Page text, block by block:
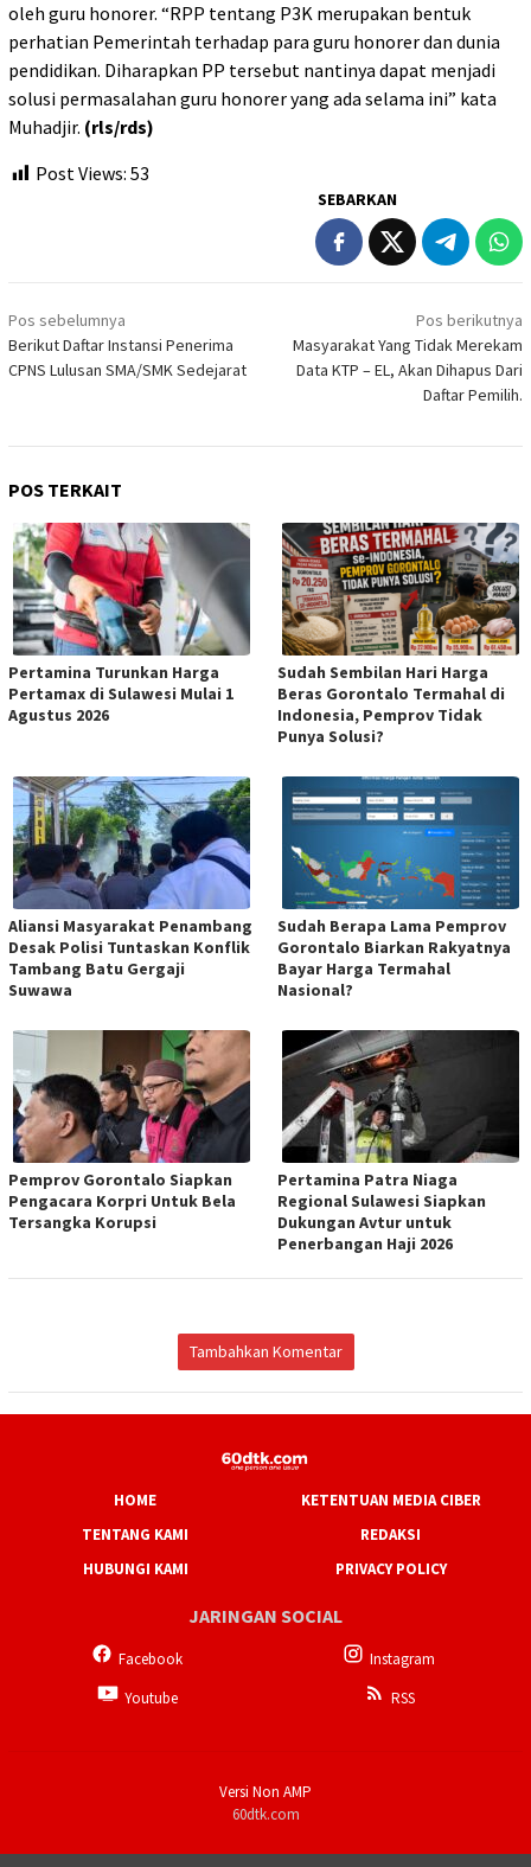
oleh guru honorer. “RPP tentang P3K merupakan bentuk
perhatian Pemerintah terhadap para guru honorer dan dunia
pendidikan. Diharapkan PP tersebut nantinya dapat menjadi
solusi permasalahan guru honorer yang ada selama ini” kata
Muhadjir. (rls/rds)
Post Views: 53
SEBARKAN
Navigasi
pos
Pos sebelumnya
Berikut Daftar Instansi Penerima
CPNS Lulusan SMA/SMK Sedejarat
Pos berikutnya
Masyarakat Yang Tidak Merekam
Data KTP – EL, Akan Dihapus Dari
Daftar Pemilih.
POS TERKAIT
Pertamina Turunkan Harga
Pertamax di Sulawesi Mulai 1
Agustus 2026
Sudah Sembilan Hari Harga
Beras Gorontalo Termahal di
Indonesia, Pemprov Tidak
Punya Solusi?
Aliansi Masyarakat Penambang
Desak Polisi Tuntaskan Konflik
Tambang Batu Gergaji
Suwawa
Sudah Berapa Lama Pemprov
Gorontalo Biarkan Rakyatnya
Bayar Harga Termahal
Nasional?
Pemprov Gorontalo Siapkan
Pengacara Korpri Untuk Bela
Tersangka Korupsi
Pertamina Patra Niaga
Regional Sulawesi Siapkan
Dukungan Avtur untuk
Penerbangan Haji 2026
Tambahkan Komentar
HOME
KETENTUAN MEDIA CIBER
TENTANG KAMI
REDAKSI
HUBUNGI KAMI
PRIVACY POLICY
JARINGAN SOCIAL
Facebook
Instagram
Youtube
RSS
Versi Non AMP
60dtk.com